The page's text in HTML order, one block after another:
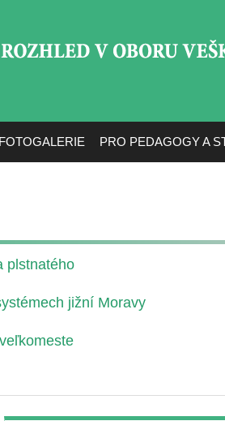
FOTOGALERIE PRO PEDAGOGY A
plstnatého
jižní Moravy